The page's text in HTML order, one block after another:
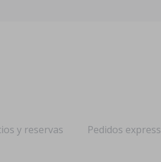
y reservas Pedidos express